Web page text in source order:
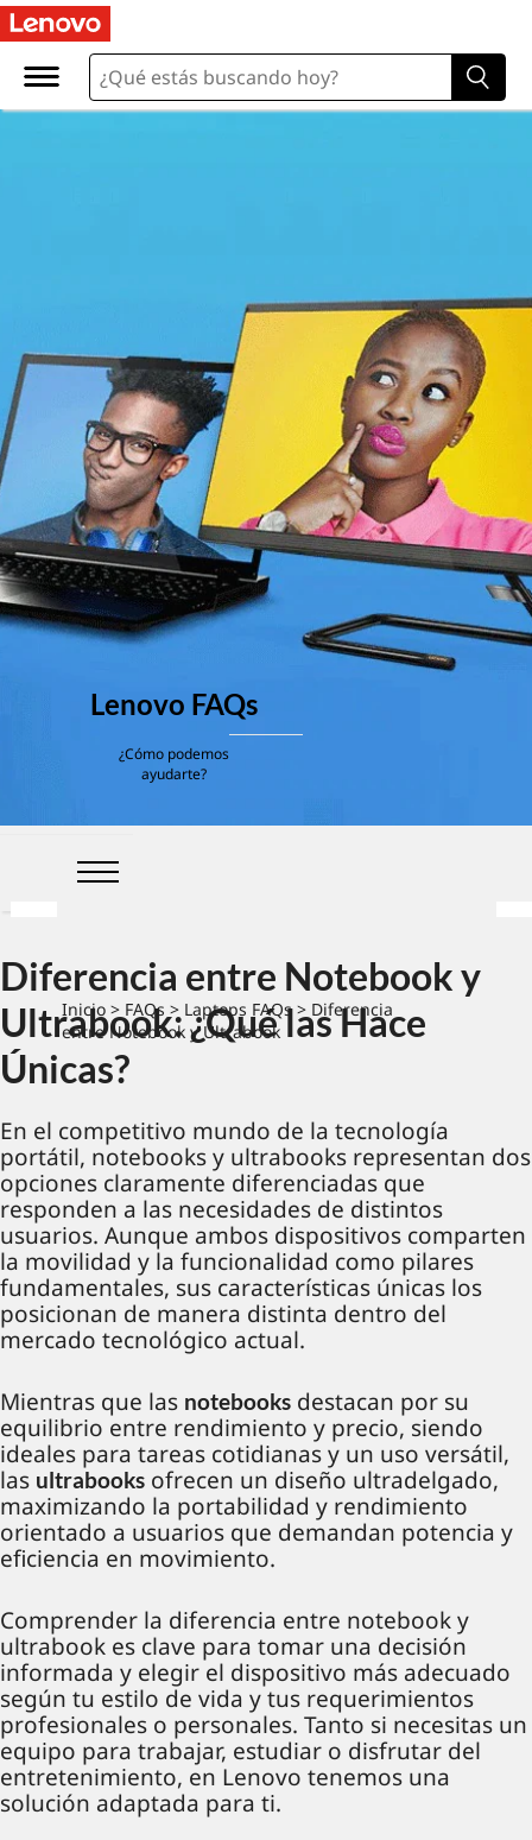
Inicio > FAQs> Laptops FAQs> Diferencia
entre Notebook y Ultrabook
Lenovo FAQs
¿Cómo podemos
ayudarte?
Diferencia entre Notebook y
Ultrabook: ¿Qué las Hace
Únicas?
En el competitivo mundo de la tecnología
portátil, notebooks y ultrabooks representan dos
opciones claramente diferenciadas que
responden a las necesidades de distintos
usuarios. Aunque ambos dispositivos comparten
la movilidad y la funcionalidad como pilares
fundamentales, sus características únicas los
posicionan de manera distinta dentro del
mercado tecnológico actual.
Mientras que las notebooks destacan por su
equilibrio entre rendimiento y precio, siendo
ideales para tareas cotidianas y un uso versátil,
las ultrabooks ofrecen un diseño ultradelgado,
maximizando la portabilidad y rendimiento
orientado a usuarios que demandan potencia y
eficiencia en movimiento.
Comprender la diferencia entre notebook y
ultrabook es clave para tomar una decisión
informada y elegir el dispositivo más adecuado
según tu estilo de vida y tus requerimientos
profesionales o personales. Tanto si necesitas un
equipo para trabajar, estudiar o disfrutar del
entretenimiento, en Lenovo tenemos una
solución adaptada para ti.